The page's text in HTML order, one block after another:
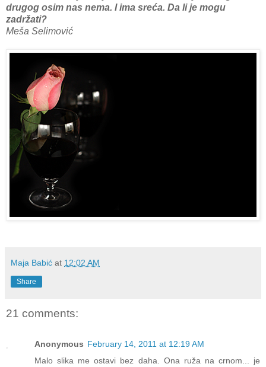
drugog osim nas nema. I ima sreća. Da li je mogu
zadržati?
Meša Selimović
Maja Babić at 12:02 AM
Share
21 comments:
Anonymous February 14, 2011 at 12:19 AM
Malo slika me ostavi bez daha. Ona ruža na crnom... je